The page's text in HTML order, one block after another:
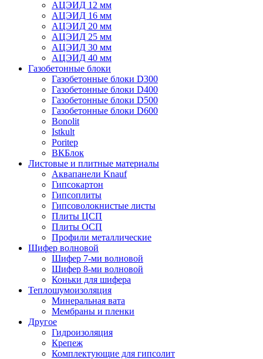
АЦЭИД 12 мм
АЦЭИД 16 мм
АЦЭИД 20 мм
АЦЭИД 25 мм
АЦЭИД 30 мм
АЦЭИД 40 мм
Газобетонные блоки
Газобетонные блоки D300
Газобетонные блоки D400
Газобетонные блоки D500
Газобетонные блоки D600
Bonolit
Istkult
Poritep
ВКБлок
Листовые и плитные материалы
Аквапанели Knauf
Гипсокартон
Гипсоплиты
Гипсоволокнистые листы
Плиты ЦСП
Плиты ОСП
Профили металлические
Шифер волновой
Шифер 7-ми волновой
Шифер 8-ми волновой
Коньки для шифера
Теплошумоизоляция
Минеральная вата
Мембраны и пленки
Другое
Гидроизоляция
Крепеж
Комплектующие для гипсолит